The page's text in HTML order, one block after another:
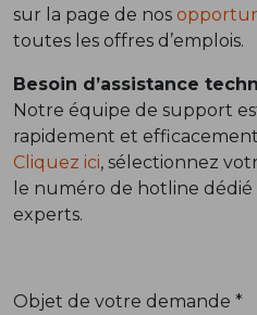
sur la page de nos
toutes les offres d’emplois.
Besoin d’assistance
Notre équipe de support
rapidement et
Cliquez ici, sélectionnez
le numéro de hotline
experts.
Objet de votre demande *